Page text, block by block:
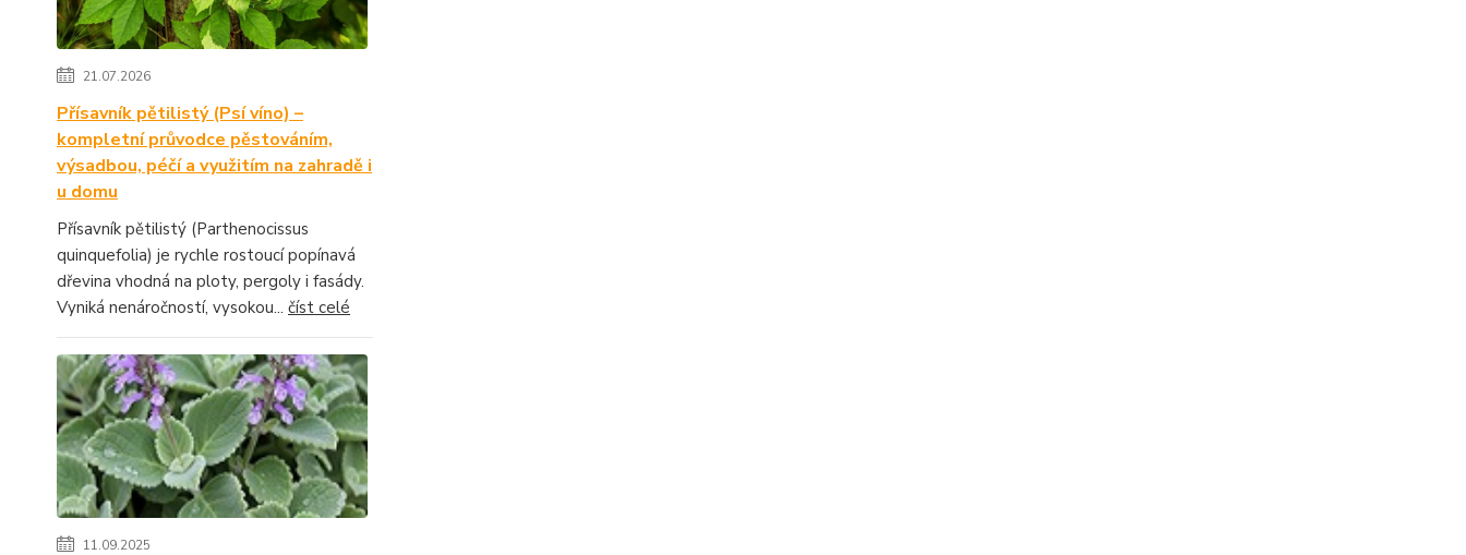
21.07.2026
Přísavník pětilistý (Psí víno) –
kompletní průvodce pěstováním,
výsadbou, péčí a využitím na zahradě i
u domu
Přísavník pětilistý (Parthenocissus
quinquefolia) je rychle rostoucí popínavá
dřevina vhodná na ploty, pergoly i fasády.
Vyniká nenáročností, vysokou... číst celé
11.09.2025